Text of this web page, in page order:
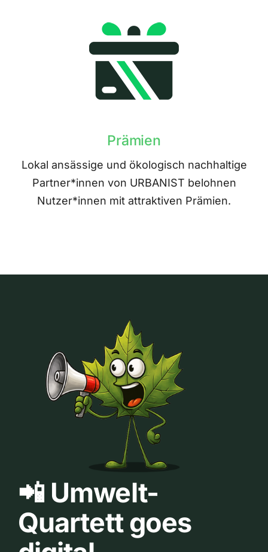
Prämien
Lokal ansässige und ökologisch nachhaltige
Partner*innen von URBANIST belohnen
Nutzer*innen mit attraktiven Prämien.
📲 Umwelt-
Quartett goes